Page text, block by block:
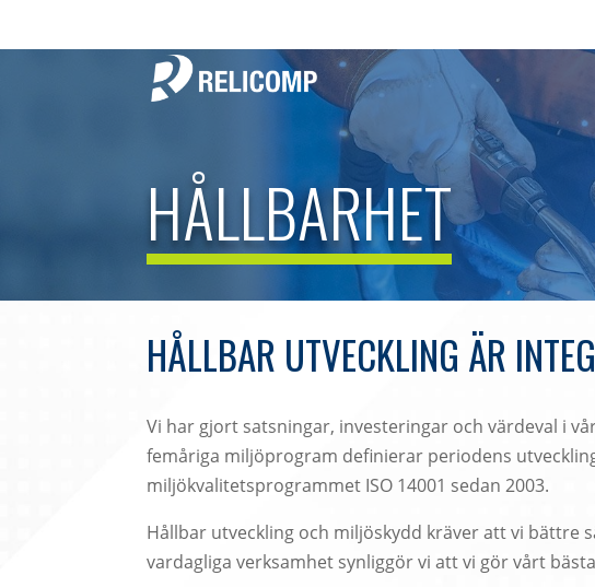
HÅLLBARHET
HÅLLBAR UTVECKLING ÄR
Vi har gjort satsningar, investeringar och värdeval i
femåriga miljöprogram definierar periodens
miljökvalitetsprogrammet ISO 14001 sedan 2003.
Hållbar utveckling och miljöskydd kräver att vi bättre
vardagliga verksamhet synliggör vi att vi gör vårt